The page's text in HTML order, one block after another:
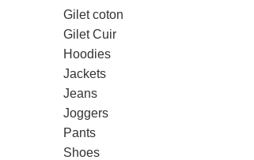
Gilet coton
Gilet Cuir
Hoodies
Jackets
Jeans
Joggers
Pants
Shoes